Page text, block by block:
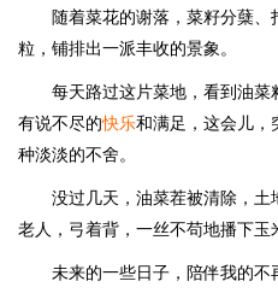
随着菜花的谢落，菜籽分蘖
粒，铺排出一派丰收的景象。
每天路过这片菜地，看到油菜
有说不尽的快乐和满足，这会儿，
种淡淡的不舍。
没过几天，油菜茬被清除，
老人，弓着背，一丝不苟地播下玉
未来的一些日子，陪伴我的